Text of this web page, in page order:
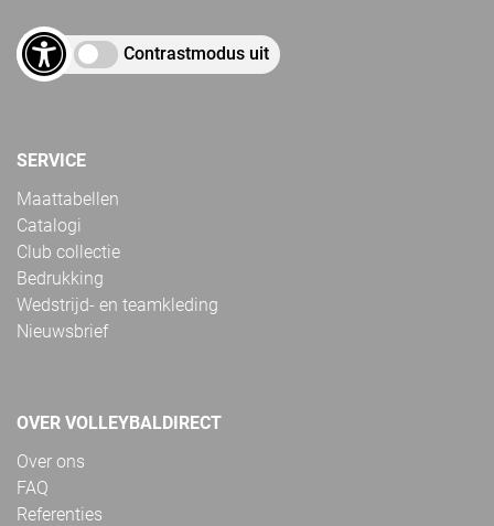
Contrastmodus uit
SERVICE
Maattabellen
Catalogi
Club collectie
Bedrukking
Wedstrijd- en teamkleding
Nieuwsbrief
OVER VOLLEYBALDIRECT
Over ons
FAQ
Referenties